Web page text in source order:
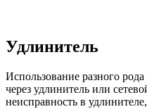
Удлинитель
Использование разного
через удлинитель или
неисправность в